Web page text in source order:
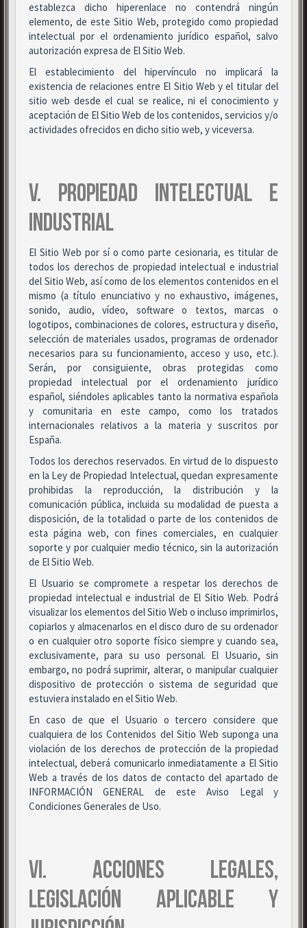
establezca dicho hiperenlace no contendrá ningún
elemento, de este Sitio Web, protegido como propiedad
intelectual por el ordenamiento jurídico español, salvo
autorización expresa de El Sitio Web.
El establecimiento del hipervínculo no implicará la
existencia de relaciones entre El Sitio Web y el titular del
sitio web desde el cual se realice, ni el conocimiento y
aceptación de El Sitio Web de los contenidos, servicios y/o
actividades ofrecidos en dicho sitio web, y viceversa.
V. PROPIEDAD INTELECTUAL E
INDUSTRIAL
El Sitio Web por sí o como parte cesionaria, es titular de
todos los derechos de propiedad intelectual e industrial
del Sitio Web, así como de los elementos contenidos en el
mismo (a título enunciativo y no exhaustivo, imágenes,
sonido, audio, vídeo, software o textos, marcas o
logotipos, combinaciones de colores, estructura y diseño,
selección de materiales usados, programas de ordenador
necesarios para su funcionamiento, acceso y uso, etc.).
Serán, por consiguiente, obras protegidas como
propiedad intelectual por el ordenamiento jurídico
español, siéndoles aplicables tanto la normativa española
y comunitaria en este campo, como los tratados
internacionales relativos a la materia y suscritos por
España.
Todos los derechos reservados. En virtud de lo dispuesto
en la Ley de Propiedad Intelectual, quedan expresamente
prohibidas la reproducción, la distribución y la
comunicación pública, incluida su modalidad de puesta a
disposición, de la totalidad o parte de los contenidos de
esta página web, con fines comerciales, en cualquier
soporte y por cualquier medio técnico, sin la autorización
de El Sitio Web.
El Usuario se compromete a respetar los derechos de
propiedad intelectual e industrial de El Sitio Web. Podrá
visualizar los elementos del Sitio Web o incluso imprimirlos,
copiarlos y almacenarlos en el disco duro de su ordenador
o en cualquier otro soporte físico siempre y cuando sea,
exclusivamente, para su uso personal. El Usuario, sin
embargo, no podrá suprimir, alterar, o manipular cualquier
dispositivo de protección o sistema de seguridad que
estuviera instalado en el Sitio Web.
En caso de que el Usuario o tercero considere que
cualquiera de los Contenidos del Sitio Web suponga una
violación de los derechos de protección de la propiedad
intelectual, deberá comunicarlo inmediatamente a El Sitio
Web a través de los datos de contacto del apartado de
INFORMACIÓN GENERAL de este Aviso Legal y
Condiciones Generales de Uso.
VI. ACCIONES LEGALES,
LEGISLACIÓN APLICABLE Y